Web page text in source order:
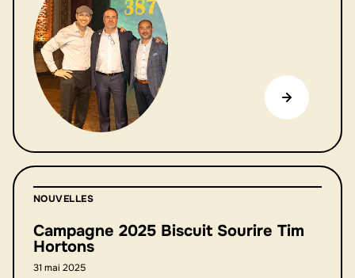
NOUVELLES
Campagne 2025 Biscuit Sourire Tim
Hortons
31 mai 2025